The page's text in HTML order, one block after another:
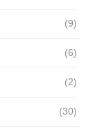
(9)
(6)
(2)
(30)